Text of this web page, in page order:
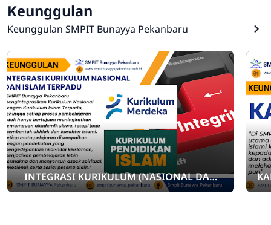
Keunggulan
Keunggulan SMPIT Bunayya Pekanbaru
INTEGRASI KURIKULUM (NASIONAL DAN
ISLAM)